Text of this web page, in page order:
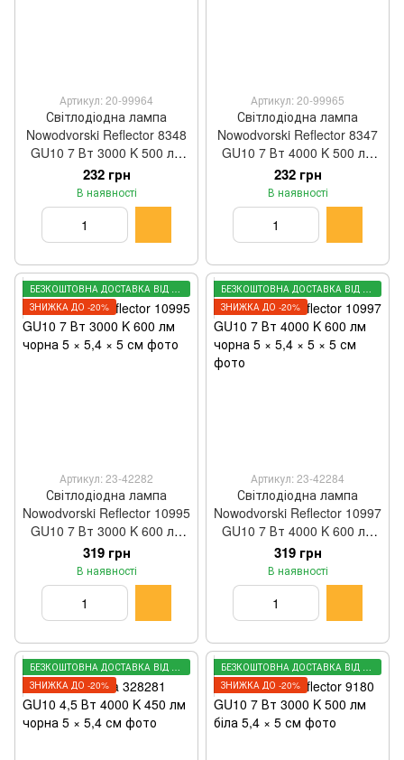
Артикул: 20-99964
Світлодіодна лампа
Nowodvorski Reflector 8348
GU10 7 Вт 3000 K 500 лм
чорна 5,4 × 5 см
232 грн
В наявності
Артикул: 20-99965
Світлодіодна лампа
Nowodvorski Reflector 8347
GU10 7 Вт 4000 K 500 лм
чорна 5,4 × 5 см
232 грн
В наявності
БЕЗКОШТОВНА ДОСТАВКА ВІД 3000 ГРН
ЗНИЖКА ДО -20%
Артикул: 23-42282
Світлодіодна лампа
Nowodvorski Reflector 10995
GU10 7 Вт 3000 K 600 лм
чорна 5 × 5,4 × 5 см
319 грн
В наявності
БЕЗКОШТОВНА ДОСТАВКА ВІД 3000 ГРН
ЗНИЖКА ДО -20%
Артикул: 23-42284
Світлодіодна лампа
Nowodvorski Reflector 10997
GU10 7 Вт 4000 K 600 лм
чорна 5 × 5,4 × 5 × 5 см
319 грн
В наявності
БЕЗКОШТОВНА ДОСТАВКА ВІД 3000 ГРН
ЗНИЖКА ДО -20%
БЕЗКОШТОВНА ДОСТАВКА ВІД 3000 ГРН
ЗНИЖКА ДО -20%